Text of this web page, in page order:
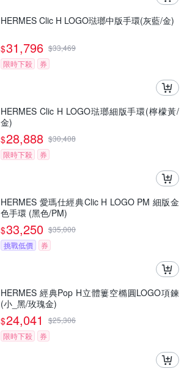
HERMES Clic H LOGO琺瑯中版手環(灰藍/金)
$31,796 $33,469
限時下殺
券
HERMES Clic H LOGO琺瑯細版手環(檸檬黃/
金)
$28,888 $30,408
限時下殺
券
HERMES 愛瑪仕經典Clic H LOGO PM 細版金
色手環 (黑色/PM)
$33,250 $35,000
挑戰低價
券
HERMES 經典Pop H立體簍空橢圓LOGO項鍊
(小_黑/玫瑰金)
$24,041 $25,306
限時下殺
券